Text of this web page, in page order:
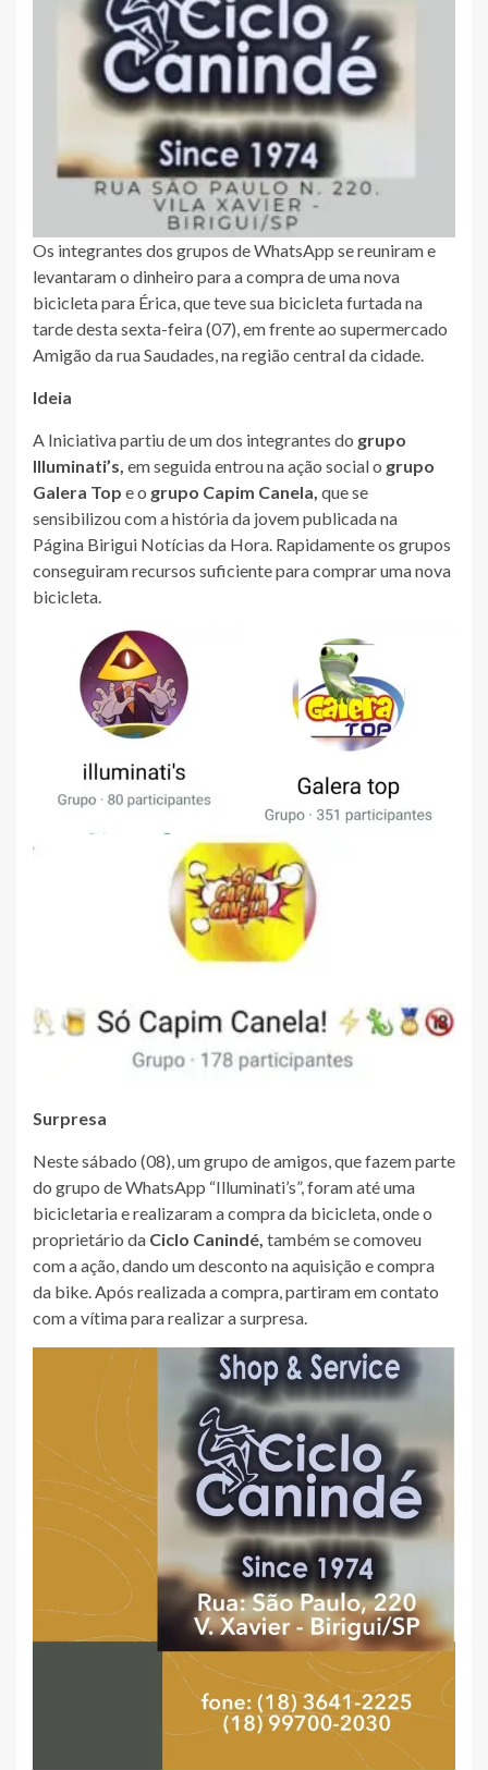
Os integrantes dos grupos de WhatsApp se reuniram e
levantaram o dinheiro para a compra de uma nova
bicicleta para Érica, que teve sua bicicleta furtada na
tarde desta sexta-feira (07), em frente ao supermercado
Amigão da rua Saudades, na região central da cidade.
Ideia
A Iniciativa partiu de um dos integrantes do grupo
Illuminati’s, em seguida entrou na ação social o grupo
Galera Top e o grupo Capim Canela, que se
sensibilizou com a história da jovem publicada na
Página Birigui Notícias da Hora. Rapidamente os grupos
conseguiram recursos suficiente para comprar uma nova
bicicleta.
Surpresa
Neste sábado (08), um grupo de amigos, que fazem parte
do grupo de WhatsApp “Illuminati’s”, foram até uma
bicicletaria e realizaram a compra da bicicleta, onde o
proprietário da Ciclo Canindé, também se comoveu
com a ação, dando um desconto na aquisição e compra
da bike. Após realizada a compra, partiram em contato
com a vítima para realizar a surpresa.